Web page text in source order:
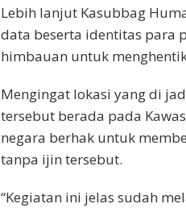
Lebih lanjut Kasubbag
data beserta identitas para
himbauan untuk
Mengingat lokasi yang di
tersebut berada pada
negara berhak untuk
tanpa ijin tersebut.
“Kegiatan ini jelas sudah